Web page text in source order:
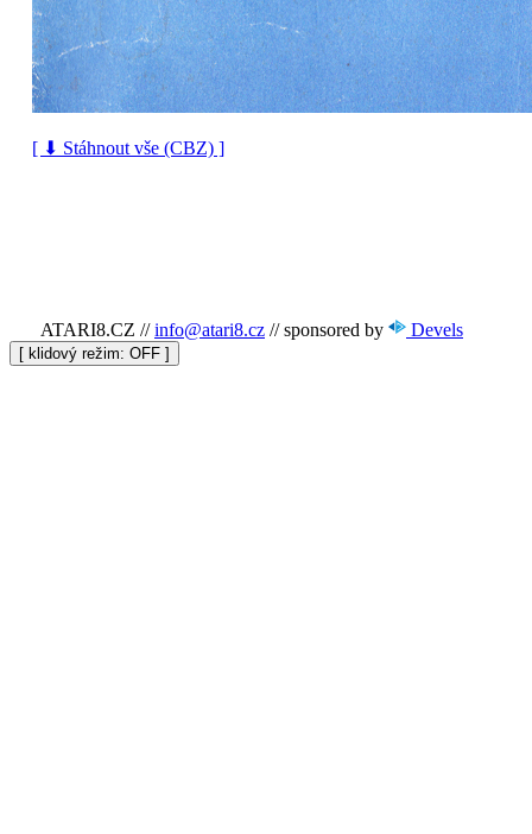
[ ⬇ Stáhnout vše (CBZ) ]
ATARI8.CZ // info@atari8.cz // sponsored by Devels
[ klidový režim: ]